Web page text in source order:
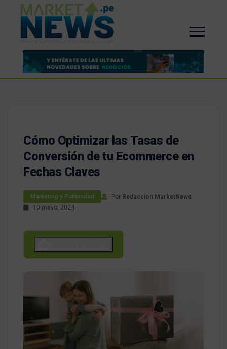
Cómo Optimizar las Tasas de
Conversión de tu Ecommerce en
Fechas Claves
Marketing y Publicidad Por Redaccion MarketNews
10 mayo, 2024